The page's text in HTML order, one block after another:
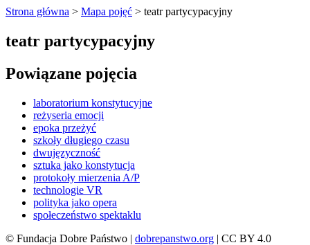
Strona główna > Mapa pojęć > teatr partycypacyjny
teatr partycypacyjny
Powiązane pojęcia
laboratorium konstytucyjne
reżyseria emocji
epoka przeżyć
szkoły długiego czasu
dwujęzyczność
sztuka jako konstytucja
protokoły mierzenia A/P
technologie VR
polityka jako opera
społeczeństwo spektaklu
© Fundacja Dobre Państwo | dobrepanstwo.org | CC BY 4.0